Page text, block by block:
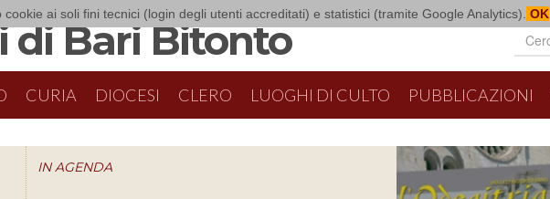
ai soli fini tecnici (login degli utenti accreditati) e statistici (tramite Google Analytics). OK
di Bari Bitonto
CURIA DIOCESI CLERO LUOGHI DI CULTO PUBBLICAZIONI
IN AGENDA